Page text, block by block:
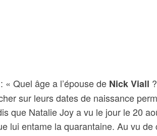
« Quel âge a l’épouse de Nick Viall
sur leurs dates de naissance
que Natalie Joy a vu le jour le 20
lui entame la quarantaine. Au vu de